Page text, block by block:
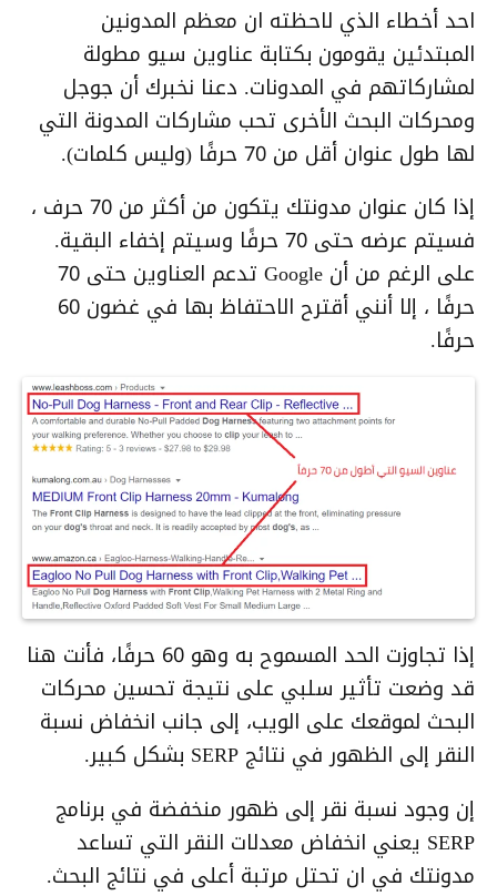
احد أخطاء الذي لاحظته ان معظم المدونين
المبتدئين يقومون بكتابة عناوين سيو مطولة
لمشاركاتهم في المدونات. دعنا نخبرك أن جوجل
ومحركات البحث الأخرى تحب مشاركات المدونة التي
لها طول عنوان أقل من 70 حرفًا (وليس كلمات).
إذا كان عنوان مدونتك يتكون من أكثر من 70 حرف ،
فسيتم عرضه حتى 70 حرفًا وسيتم إخفاء البقية.
على الرغم من أن Google تدعم العناوين حتى 70
حرفًا ، إلا أنني أقترح الاحتفاظ بها في غضون 60
حرفًا.
إذا تجاوزت الحد المسموح به وهو 60 حرفًا، فأنت هنا
قد وضعت تأثير سلبي على نتيجة تحسين محركات
البحث لموقعك على الويب، إلى جانب انخفاض نسبة
النقر إلى الظهور في نتائج SERP بشكل كبير.
إن وجود نسبة نقر إلى ظهور منخفضة في برنامج
SERP يعني انخفاض معدلات النقر التي تساعد
مدونتك في ان تحتل مرتبة أعلى في نتائج البحث.